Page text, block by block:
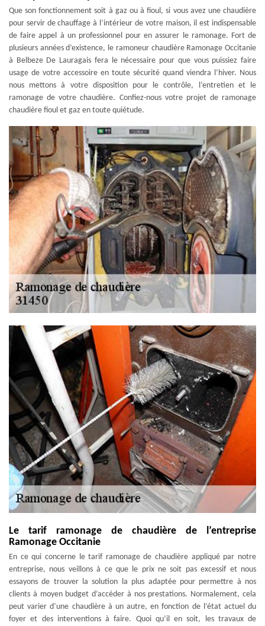
Que son fonctionnement soit à gaz ou à fioul, si vous avez une chaudière
pour servir de chauffage à l’intérieur de votre maison, il est indispensable
de faire appel à un professionnel pour en assurer le ramonage. Fort de
plusieurs années d’existence, le ramoneur chaudière Ramonage Occitanie
à Belbeze De Lauragais fera le nécessaire pour que vous puissiez faire
usage de votre accessoire en toute sécurité quand viendra l’hiver. Nous
nous mettons à votre disposition pour le contrôle, l’entretien et le
ramonage de votre chaudière. Confiez-nous votre projet de ramonage
chaudière fioul et gaz en toute quiétude.
Le tarif ramonage de chaudière de l’entreprise
Ramonage Occitanie
En ce qui concerne le tarif ramonage de chaudière appliqué par notre
entreprise, nous veillons à ce que le prix ne soit pas excessif et nous
essayons de trouver la solution la plus adaptée pour permettre à nos
clients à moyen budget d’accéder à nos prestations. Normalement, cela
peut varier d’une chaudière à un autre, en fonction de l’état actuel du
foyer et des interventions à faire. Quoi qu’il en soit, les travaux de